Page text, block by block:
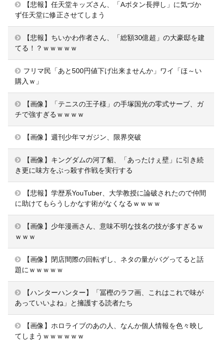
【悲報】任天堂キッズさん、「Aボタン長押し」に気づか
ず任天堂に修正させてしまう
【悲報】ちいかわ作者さん、「総額30億超」の大豪邸を建
てる！？ｗｗｗｗｗ
フリマ民「あと500円値下げ出来ませんか」ワイ「ほ～い
購入ｗ」
【画像】「テニスの王子様」の手塚国光の零式サーブ、ガ
チで強すぎるｗｗｗｗ
【画像】週刊少年マガジン、限界突破
【画像】キングダムの河了貂、「あったけぇ壁」に引き続
き更に味方をぶっ殺す作戦を実行する
【悲報】学歴系YouTuber、大学教授に論破されたので仲間
に助けてもらうしかなす術がなくなるｗｗｗｗ
【画像】少年漫画さん、意味不明な技名の技が多すぎるｗ
ｗｗｗ
【画像】閉店間際の回転ずし、ネタの量がバグってると話
題にｗｗｗｗｗ
【ハンターハンター】「冨樫のラフ画、これはこれで味が
あっていいよね」と擁護する読者たち
【画像】ホロライブのあの人、なんか個人情報を色々映し
てしまうｗｗｗｗｗｗ